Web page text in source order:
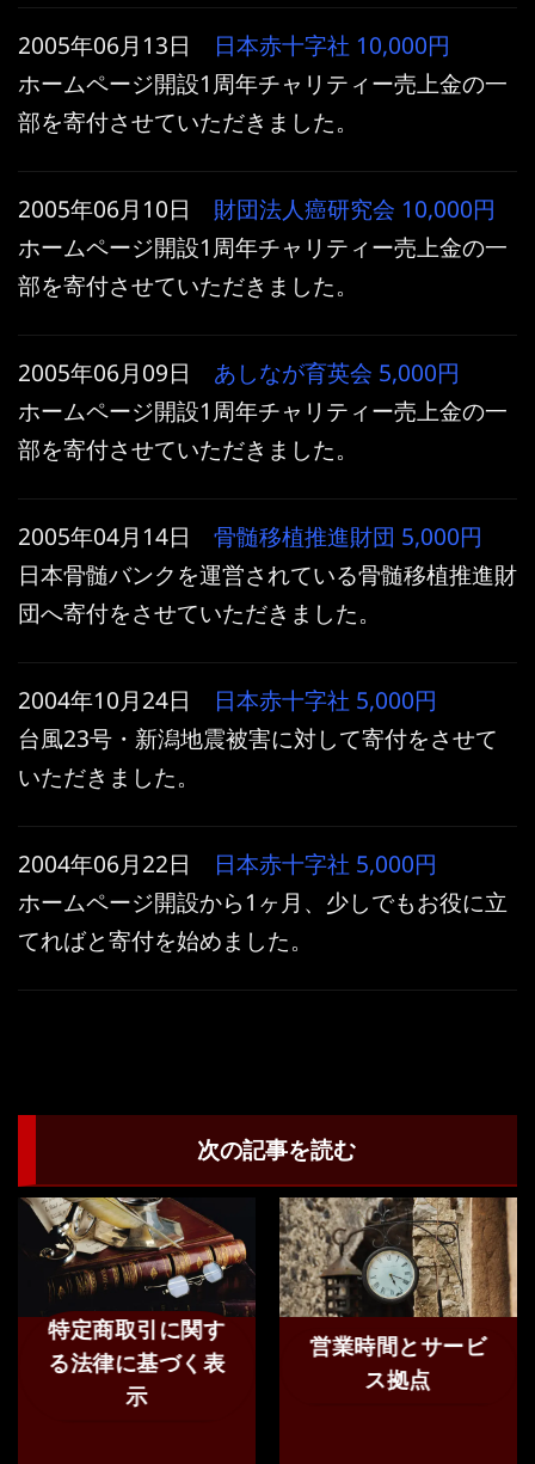
2005年06月13日 日本赤十字社 10,000円
ホームページ開設1周年チャリティー売上金の一
部を寄付させていただきました。
2005年06月10日 財団法人癌研究会 10,000円
ホームページ開設1周年チャリティー売上金の一
部を寄付させていただきました。
2005年06月09日 あしなが育英会 5,000円
ホームページ開設1周年チャリティー売上金の一
部を寄付させていただきました。
2005年04月14日 骨髄移植推進財団 5,000円
日本骨髄バンクを運営されている骨髄移植推進財
団へ寄付をさせていただきました。
2004年10月24日 日本赤十字社 5,000円
台風23号・新潟地震被害に対して寄付をさせて
いただきました。
2004年06月22日 日本赤十字社 5,000円
ホームページ開設から1ヶ月、少しでもお役に立
てればと寄付を始めました。
次の記事を読む
特定商取引に関す
る法律に基づく表
示
営業時間とサービ
ス拠点